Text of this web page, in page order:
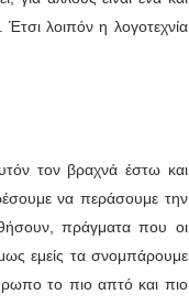
λοιπόν η λογοτεχνία
τον βραχνά έστω και
να περάσουμε την
πράγματα που οι
εμείς τα σνομπάρουμε
το πιο απτό και πιο